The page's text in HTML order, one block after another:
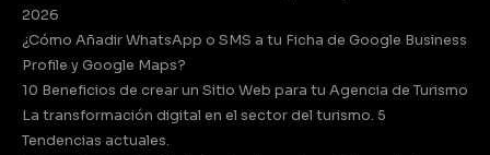
2026
¿Cómo Añadir WhatsApp o SMS a tu Ficha de Google Business
Profile y Google Maps?
10 Beneficios de crear un Sitio Web para tu Agencia de Turismo
La transformación digital en el sector del turismo. 5
Tendencias actuales.